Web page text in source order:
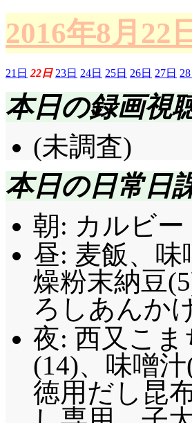
2016年8月22
21日 22日 23日 24日 25日 26日 27日 28
本日の録画視
(未調査)
本日の日常日
朝: カルビ
昼: 麦飯、
燥粉末納豆
ろしあんか
夜: 西又こま
(14)、味噌
徳用だし昆